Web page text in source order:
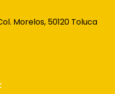
Morelos, 50120 Toluca